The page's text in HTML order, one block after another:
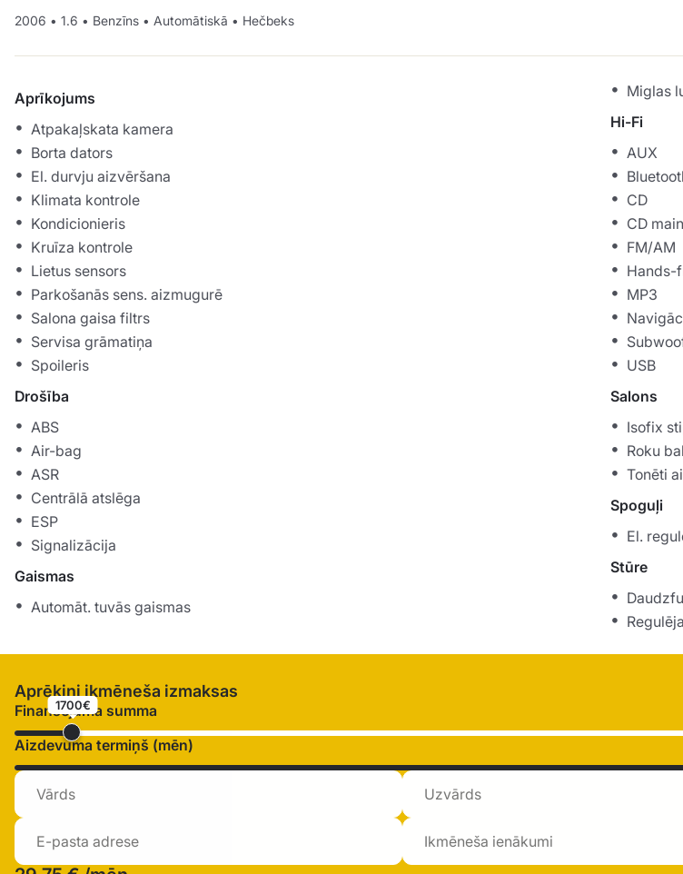
2006 • 1.6 • Benzīns • Automātiskā • Hečbeks
Aprīkojums
Atpakaļskata kamera
Borta dators
El. durvju aizvēršana
Klimata kontrole
Kondicionieris
Kruīza kontrole
Lietus sensors
Parkošanās sens. aizmugurē
Salona gaisa filtrs
Servisa grāmatiņa
Spoileris
Drošība
ABS
Air-bag
ASR
Centrālā atslēga
ESP
Signalizācija
Gaismas
Automāt. tuvās gaismas
Miglas
Hi-Fi
AUX
CD
CD
FM/AM
Hands-
MP3
USB
Salons
Isofix
Roku
Tonēti
Spoguļi
El.
Stūre
Aprēķini ikmēneša izmaksas
Finansējuma summa
1700€
Aizdevuma termiņš (mēn)